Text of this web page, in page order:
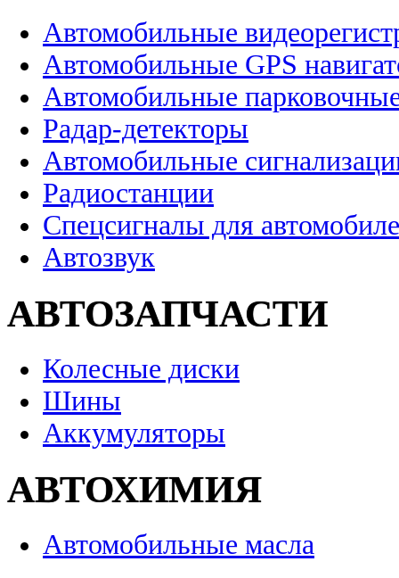
Автомобильные
Автомобильные GPS
Автомобильные
Радар-детекторы
Автомобильные
Радиостанции
Спецсигналы для
Автозвук
АВТОЗАПЧАСТИ
Колесные диски
Шины
Аккумуляторы
АВТОХИМИЯ
Автомобильные масла